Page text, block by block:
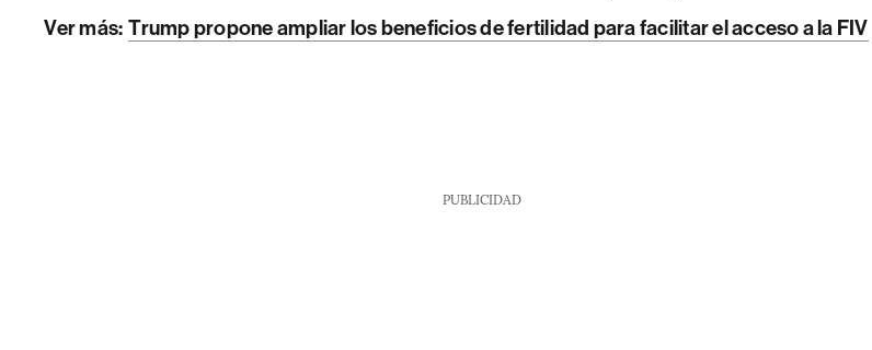
Ver más: Trump propone ampliar los beneficios de fertilidad para facilitar el acceso a la FIV
PUBLICIDAD